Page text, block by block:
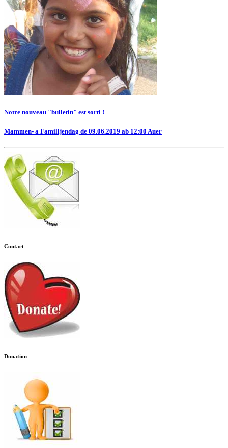
Notre nouveau "bulletin" est sorti !
Mammen- a Familljendag de 09.06.2019 ab 12:00 Auer
Contact
Donation